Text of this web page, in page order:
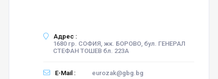
Адрес :
1680 гр. СОФИЯ, жк. БОРОВО, бул. ГЕНЕРАЛ
СТЕФАН ТОШЕВ бл. 223А
E-Mail : eurozak@gbg.bg